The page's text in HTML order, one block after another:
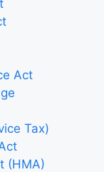
Act
Tax)
(HMA)